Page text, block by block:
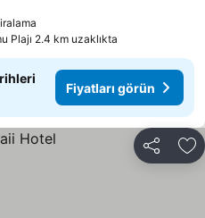
Plajı 2.4 km uzaklıkta
Fiyatları görün
Paylaş